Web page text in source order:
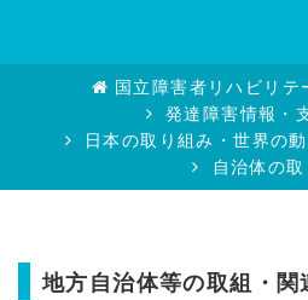
国立障害者リハビリテ
発達障害情報・
日本の取り組み・世界の動
自治体の
地方自治体等の取組・関